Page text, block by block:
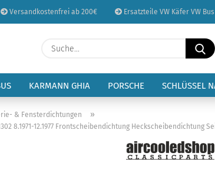
Versandkostenfrei ab 200€ Ersatzteile VW Käfer VW
Sprache auswählen
Lieferland
KARMANN GHIA PORSCHE SCHLÜSSEL
& Fensterdichtungen »
8.1971-12.1977 Frontscheibendichtung Heckscheibendichtung